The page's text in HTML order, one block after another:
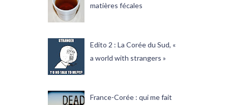
matières fécales
Edito 2 : La Corée du Sud, «
a world with strangers »
France-Corée : qui me fait